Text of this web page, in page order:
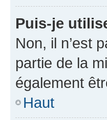
Puis-je
Non, il n’est
partie de la
également
Haut